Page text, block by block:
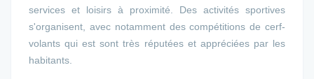
services et loisirs à proximité. Des activités sportives
s'organisent, avec notamment des compétitions de cerf-
volants qui est sont très réputées et appréciées par les
habitants.